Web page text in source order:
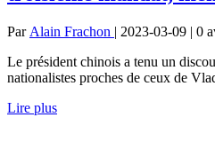
Par Alain Frachon | 2023-03-09 | 0
Le président chinois a tenu un
nationalistes proches de ceux de
Lire plus